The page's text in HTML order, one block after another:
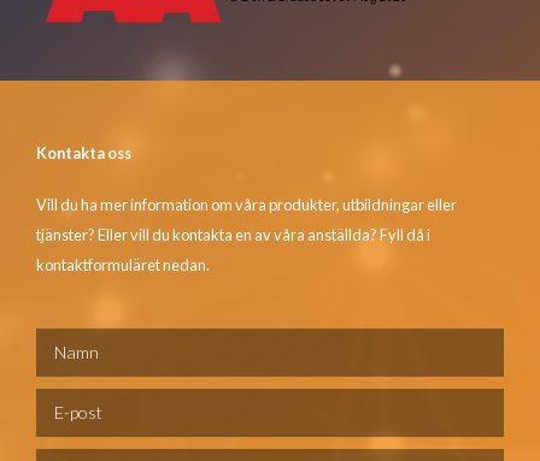
Kontakta oss
Vill du ha mer information om våra produkter, utbildningar eller
tjänster? Eller vill du kontakta en av våra anställda? Fyll då i
kontaktformuläret nedan.